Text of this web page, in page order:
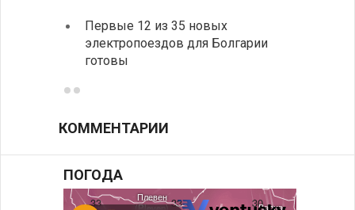
Первые 12 из 35 новых
электропоездов для Болгарии
готовы
КОММЕНТАРИИ
ПОГОДА